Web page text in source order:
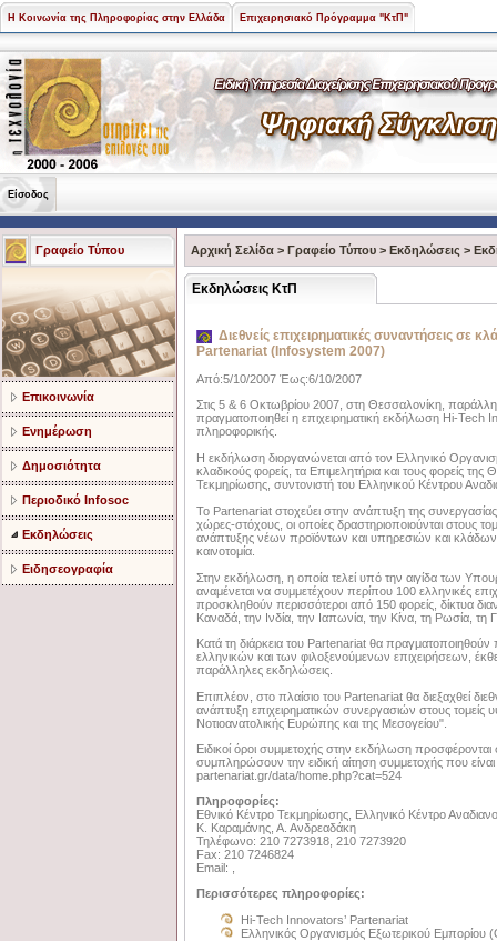
Η Κοινωνία της Πληροφορίας στην Ελλάδα Επιχειρησιακό Πρόγραμμα "ΚτΠ"
Είσοδος
Γραφείο Τύπου
Επικοινωνία
Ενημέρωση
Δημοσιότητα
Περιοδικό Infosoc
Εκδηλώσεις
Ειδησεογραφία
Αρχική Σελίδα > Γραφείο Τύπου > Εκδηλώσεις >
Εκδηλώσεις ΚτΠ
Διεθνείς επιχειρηματικές συναντήσεις σε
Partenariat (Infosystem 2007)
Από:5/10/2007 Έως:6/10/2007
Στις 5 & 6 Οκτωβρίου 2007, στη Θεσσαλονίκη,
πραγματοποιηθεί η επιχειρηματική εκδήλωση Hi-Tech
πληροφορικής.
Η εκδήλωση διοργανώνεται από τον Ελληνικό
κλαδικούς φορείς, τα Επιμελητήρια και τους φορείς
Τεκμηρίωσης, συντονιστή του Ελληνικού Κέντρου
Το Partenariat στοχεύει στην ανάπτυξη της
χώρες-στόχους, οι οποίες δραστηριοποιούνται στους
ανάπτυξης νέων προϊόντων και υπηρεσιών και
καινοτομία.
Στην εκδήλωση, η οποία τελεί υπό την αιγίδα των
αναμένεται να συμμετέχουν περίπου 100 ελληνικές
προσκληθούν περισσότεροι από 150 φορείς, δίκτυα
Καναδά, την Ινδία, την Ιαπωνία, την Κίνα, τη Ρωσία, τη
Κατά τη διάρκεια του Partenariat θα πραγματοποιηθούν
ελληνικών και των φιλοξενούμενων επιχειρήσεων,
παράλληλες εκδηλώσεις.
Επιπλέον, στο πλαίσιο του Partenariat θα διεξαχθεί
ανάπτυξη επιχειρηματικών συνεργασιών στους τομείς
Νοτιοανατολικής Ευρώπης και της Μεσογείου".
Ειδικοί όροι συμμετοχής στην εκδήλωση προσφέρονται
συμπληρώσουν την ειδική αίτηση συμμετοχής που
partenariat.gr/data/home.php?cat=524
Πληροφορίες:
Εθνικό Κέντρο Τεκμηρίωσης, Ελληνικό Κέντρο
Κ. Καραμάνης, Α. Ανδρεαδάκη
Τηλέφωνο: 210 7273918, 210 7273920
Fax: 210 7246824
Email: ,
Περισσότερες πληροφορίες:
Hi-Tech Innovators’ Partenariat
Ελληνικός Οργανισμός Εξωτερικού Εμπορίου